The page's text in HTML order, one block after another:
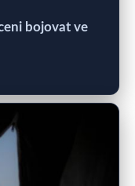
bojovat ve